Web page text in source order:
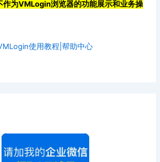
作为VMLogin浏览器的功能展示和业务操
使用教程|帮助中心